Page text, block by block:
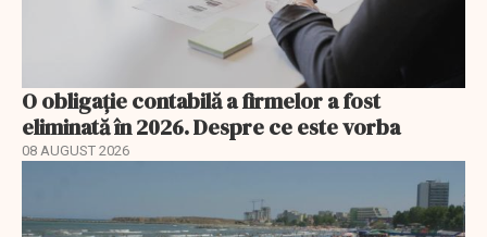
O obligație contabilă a firmelor a fost
eliminată în 2026. Despre ce este vorba
08 AUGUST 2026